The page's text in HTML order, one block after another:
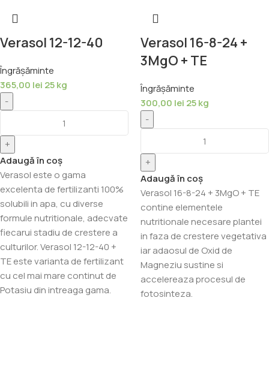
Verasol 12-12-40
Îngrășăminte
365,00 lei 25 kg
-
+
Adaugă în coș
Verasol este o gama
excelenta de fertilizanti 100%
solubili in apa, cu diverse
formule nutritionale, adecvate
fiecarui stadiu de crestere a
culturilor. Verasol 12-12-40 +
TE este varianta de fertilizant
cu cel mai mare continut de
Potasiu din intreaga gama.
Verasol 16-8-24 +
3MgO + TE
Îngrășăminte
300,00 lei 25 kg
-
+
Adaugă în coș
Verasol 16-8-24 + 3MgO + TE
contine elementele
nutritionale necesare plantei
in faza de crestere vegetativa
iar adaosul de Oxid de
Magneziu sustine si
accelereaza procesul de
fotosinteza.